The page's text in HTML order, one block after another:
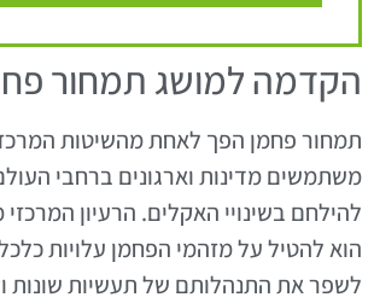
הקדמה למושג תמחור
תמחור פחמן הפך לאחת מהשיטות
משתמשים מדינות וארגונים ברחבי
להילחם בשינויי האקלים. הרעיון
הוא להטיל על מזהמי הפחמן עלויות
לשפר את התנהלותם של תעשיות שונות